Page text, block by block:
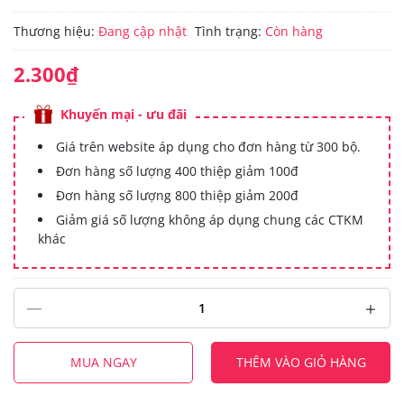
Thương hiệu: Đang cập nhật Tình trạng: Còn hàng
2.300₫
Khuyến mại - ưu đãi
Giá trên website áp dụng cho đơn hàng từ 300 bộ.
Đơn hàng số lượng 400 thiệp giảm 100đ
Đơn hàng số lượng 800 thiệp giảm 200đ
Giảm giá số lượng không áp dụng chung các CTKM
khác
MUA NGAY THÊM VÀO GIỎ HÀNG